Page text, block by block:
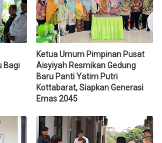
Bagi
Ketua Umum Pimpinan Pusat
Aisyiyah Resmikan Gedung
Baru Panti Yatim Putri
Kottabarat, Siapkan Generasi
Emas 2045